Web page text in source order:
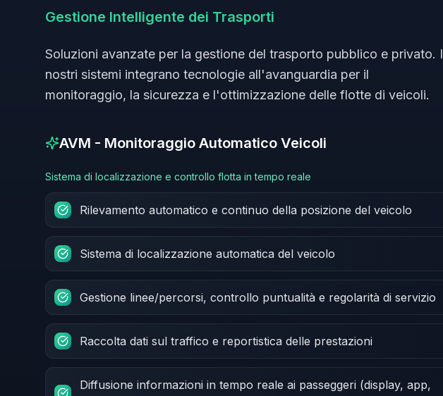
Gestione Intelligente dei Trasporti
Soluzioni avanzate per la gestione del trasporto pubblico e privato. I
nostri sistemi integrano tecnologie all'avanguardia per il
monitoraggio, la sicurezza e l'ottimizzazione delle flotte di veicoli.
AVM - Monitoraggio Automatico Veicoli
Sistema di localizzazione e controllo flotta in tempo reale
Rilevamento automatico e continuo della posizione del veicolo
Sistema di localizzazione automatica del veicolo
Gestione linee/percorsi, controllo puntualità e regolarità di servizio
Raccolta dati sul traffico e reportistica delle prestazioni
Diffusione informazioni in tempo reale ai passeggeri (display, app,